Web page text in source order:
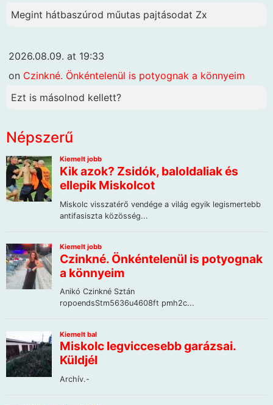
Megint hátbaszúrod műutas pajtásodat Zx
2026.08.09. at 19:33
on Czinkné. Önkéntelenül is potyognak a könnyeim
Ezt is másolnod kellett?
Népszerű